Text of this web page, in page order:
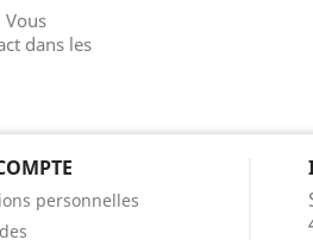
dans les
personnelles